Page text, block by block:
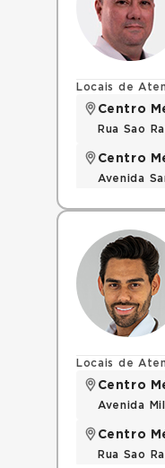
Locais de
Centro
Rua Sao
Centro
Avenida
Locais de
Centro
Avenida
Centro
Rua Sao